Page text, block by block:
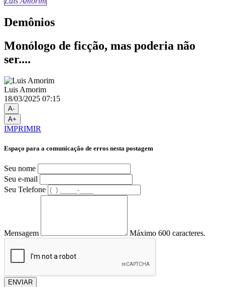
Demônios
Monólogo de ficção, mas poderia não
ser....
Luis Amorim
18/03/2025 07:15
A-
A+
IMPRIMIR
Espaço para a comunicação de erros nesta postagem
Seu nome
Seu e-mail
Seu Telefone
Mensagem Máximo 600 caracteres.
ENVIAR